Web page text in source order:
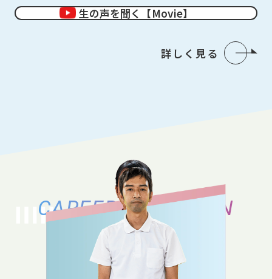
生の声を聞く【Movie】
詳しく見る
CAREER VARIATION
キャリアバリエーション
それぞれのキャリアの築き方、働き方の
バリエーションをご紹介いたします。